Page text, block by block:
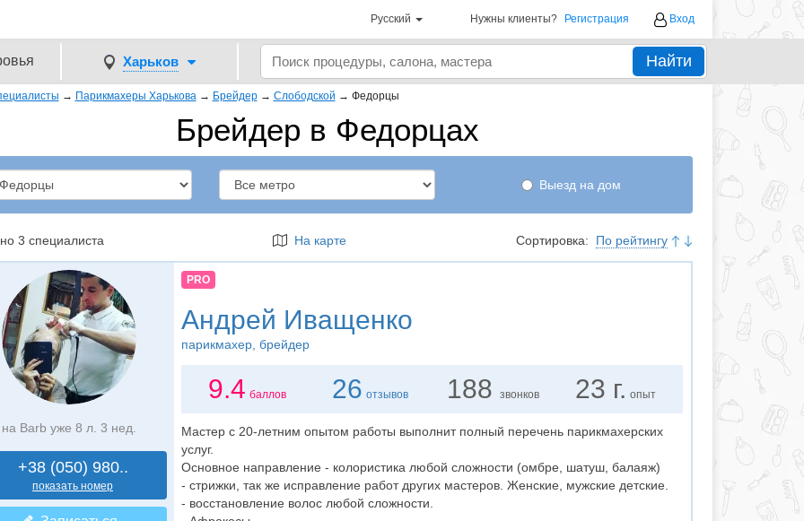
Русский Нужны клиенты? Регистрация Вход
Харьков Найти
→ Парикмахеры Харькова → Брейдер → Слободской → Федорцы
Брейдер в Федорцах
Выезд на дом
3 специалиста На карте Сортировка: По рейтингу
на Barb уже 8 л. 3 нед.
+38 (050) 980..
показать номер
PRO
Андрей Иващенко
парикмахер, брейдер
9.4 баллов 26 отзывов 188 звонков 23 г. опыт
Мастер с 20-летним опытом работы выполнит полный перечень парикмахерских
услуг.
Основное направление - колористика любой сложности (омбре, шатуш, балаяж)
- стрижки, так же исправление работ других мастеров. Женские, мужские детские.
- восстановление волос любой сложности.